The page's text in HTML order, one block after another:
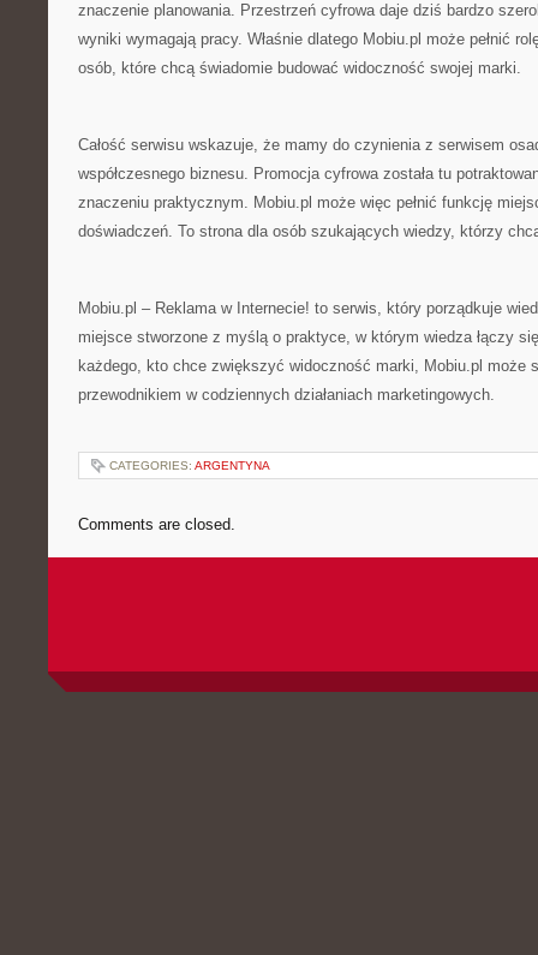
znaczenie planowania. Przestrzeń cyfrowa daje dziś bardzo
wyniki wymagają pracy. Właśnie dlatego Mobiu.pl może pełnić
osób, które chcą świadomie budować widoczność swojej marki.
Całość serwisu wskazuje, że mamy do czynienia z serwisem
współczesnego biznesu. Promocja cyfrowa została tu
znaczeniu praktycznym. Mobiu.pl może więc pełnić funkcję
doświadczeń. To strona dla osób szukających wiedzy, którzy
Mobiu.pl – Reklama w Internecie! to serwis, który porządkuje
miejsce stworzone z myślą o praktyce, w którym wiedza łączy
każdego, kto chce zwiększyć widoczność marki, Mobiu.pl może
przewodnikiem w codziennych działaniach marketingowych.
CATEGORIES: ARGENTYNA
Comments are closed.